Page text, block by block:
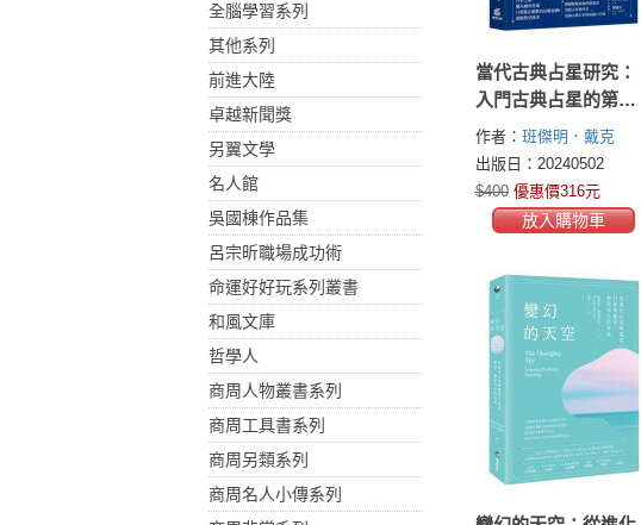
全腦學習系列
其他系列
前進大陸
卓越新聞獎
另翼文學
名人館
吳國棟作品集
呂宗昕職場成功術
命運好好玩系列叢書
和風文庫
哲學人
商周人物叢書系列
商周工具書系列
商周另類系列
商周名人小傳系列
當代古典占星研究：
入門古典占星的第一
本書
作者： 班傑明．戴克
(Benjamin N. Dykes)
出版日：20240502
$400 優惠價316元
放入購物車